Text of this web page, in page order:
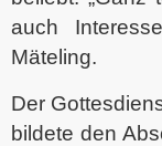
auch
Mäteling.
Der
bildete den